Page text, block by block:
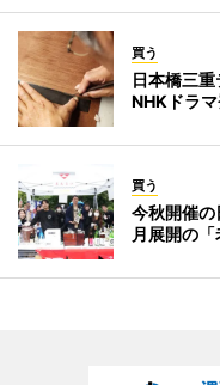
買う
日本橋三
NHKドラ
買う
今秋開催
月展開の